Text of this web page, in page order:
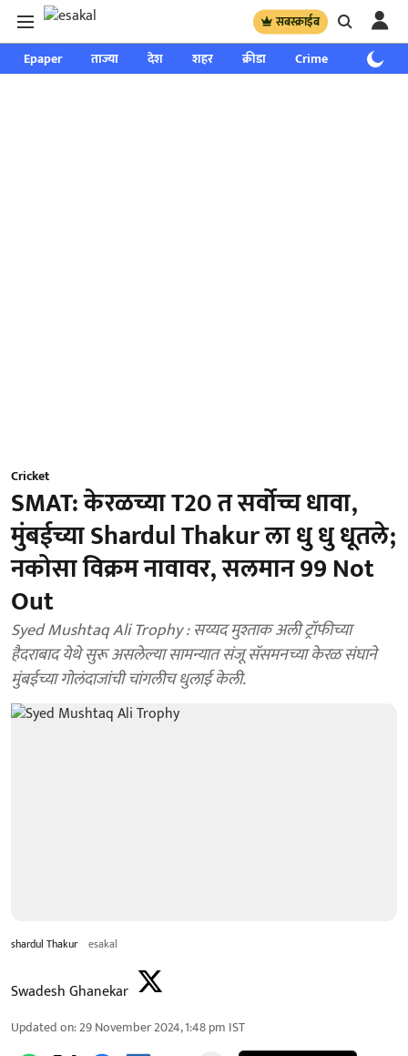
सबस्क्राईब
Epaper ताज्या देश शहर क्रीडा Crime साप्ताहिक
Cricket
SMAT: केरळच्या T20 त सर्वोच्च धावा,
मुंबईच्या Shardul Thakur ला धु धु धूतले;
नकोसा विक्रम नावावर, सलमान 99 Not
Out
Syed Mushtaq Ali Trophy : सय्यद मुश्ताक अली ट्रॉफीच्या
हैदराबाद येथे सुरू असलेल्या सामन्यात संजू सॅसमनच्या केरळ संघाने
मुंबईच्या गोलंदाजांची चांगलीच धुलाई केली.
shardul Thakur esakal
Swadesh Ghanekar
Updated on:29 November 2024, 1:48 pm IST